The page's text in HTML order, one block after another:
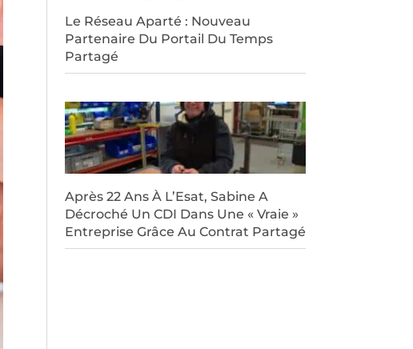
Le Réseau Aparté : Nouveau
Partenaire Du Portail Du Temps
Partagé
Après 22 Ans À L’Esat, Sabine A
Décroché Un CDI Dans Une « Vraie »
Entreprise Grâce Au Contrat Partagé